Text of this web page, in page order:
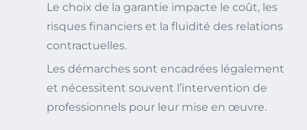
Le choix de la garantie impacte le coût, les
risques financiers et la fluidité des relations
contractuelles.
Les démarches sont encadrées légalement
et nécessitent souvent l’intervention de
professionnels pour leur mise en œuvre.